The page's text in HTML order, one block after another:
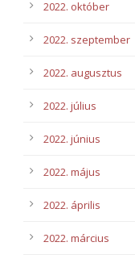
2022. október
2022. szeptember
2022. augusztus
2022. július
2022. június
2022. május
2022. április
2022. március